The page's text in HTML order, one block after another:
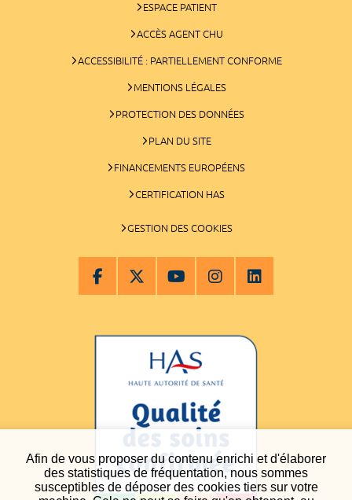
Afin de vous proposer du contenu enrichi et d'élaborer
des statistiques de fréquentation, nous sommes
susceptibles de déposer des cookies tiers sur votre
ESPACE PATIENT
ACCÈS AGENT CHU
ACCESSIBILITÉ : PARTIELLEMENT CONFORME
MENTIONS LÉGALES
PROTECTION DES DONNÉES
PLAN DU SITE
FINANCEMENTS EUROPÉENS
CERTIFICATION HAS
GESTION DES COOKIES